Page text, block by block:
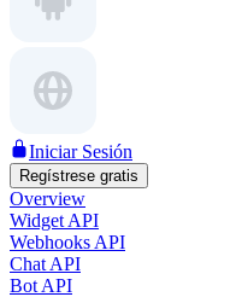
Iniciar Sesión
Regístrese gratis
Overview
Widget API
Webhooks API
Chat API
Bot API